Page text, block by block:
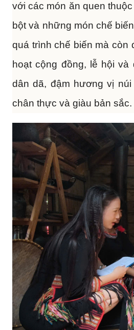
với các món ăn quen
bột và những món chế
quá trình chế biến mà còn
hoạt cộng đồng, lễ hội
dân dã, đậm hương vị
chân thực và giàu bản sắc.